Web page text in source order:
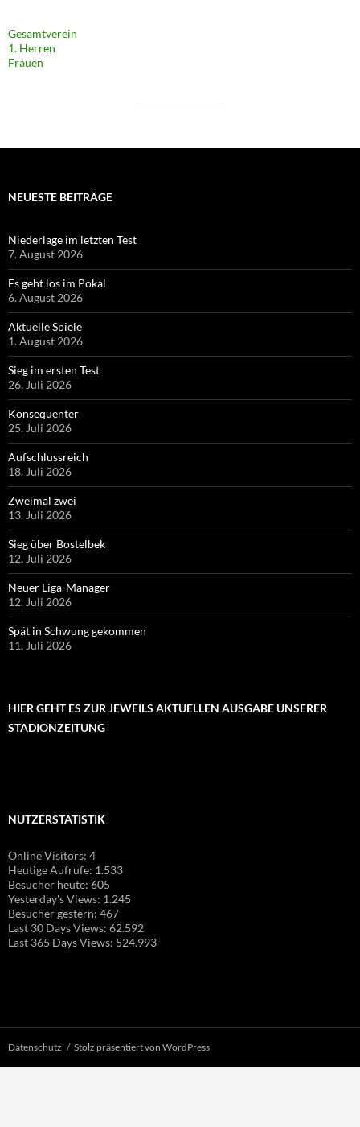
Gesamtverein
1. Herren
Frauen
NEUESTE BEITRÄGE
Niederlage im letzten Test
7. August 2026
Es geht los im Pokal
6. August 2026
Aktuelle Spiele
1. August 2026
Sieg im ersten Test
26. Juli 2026
Konsequenter
25. Juli 2026
Aufschlussreich
18. Juli 2026
Zweimal zwei
13. Juli 2026
Sieg über Bostelbek
12. Juli 2026
Neuer Liga-Manager
12. Juli 2026
Spät in Schwung gekommen
11. Juli 2026
HIER GEHT ES ZUR JEWEILS AKTUELLEN AUSGABE UNSERER
STADIONZEITUNG
NUTZERSTATISTIK
Online Visitors: 4
Heutige Aufrufe: 1.533
Besucher heute: 605
Yesterday's Views: 1.245
Besucher gestern: 467
Last 30 Days Views: 62.592
Last 365 Days Views: 524.993
Datenschutz Stolz präsentiert von WordPress